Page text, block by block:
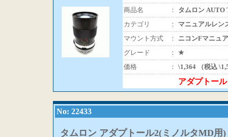
商品名
：
タムロン AUTO
カテゴリ
：
マニュアルレン
マウント方式
：
ニコンFマニュ
グレード
： ★
価格
： \1,364 （税込
アダプトー
No: 22433
タムロン アダプトール2(ミノルタMD用)